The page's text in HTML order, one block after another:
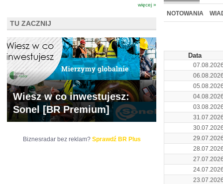
WYCENA BR
NOTOWANIA
Data
więcej »
TU ZACZNIJ
Wiesz w co inwestujesz:
Sonel [BR Premium]
Biznesradar bez reklam? Sprawdź BR Plus